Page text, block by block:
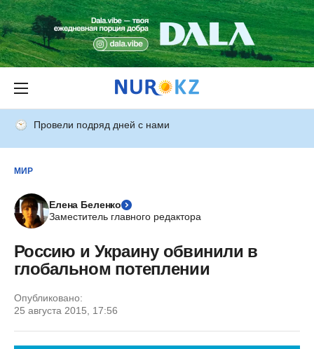
Провели подряд дней с нами
МИР
Елена Беленко
Заместитель главного редактора
Россию и Украину обвинили в
глобальном потеплении
Опубликовано:
25 августа 2015, 17:56